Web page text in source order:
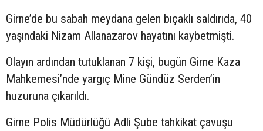
Girne’de bu sabah meydana gelen bıçaklı saldırıda, 40
yaşındaki Nizam Allanazarov hayatını kaybetmişti.
Olayın ardından tutuklanan 7 kişi, bugün Girne Kaza
Mahkemesi’nde yargıç Mine Gündüz Serden’in
huzuruna çıkarıldı.
Girne Polis Müdürlüğü Adli Şube tahkikat çavuşu